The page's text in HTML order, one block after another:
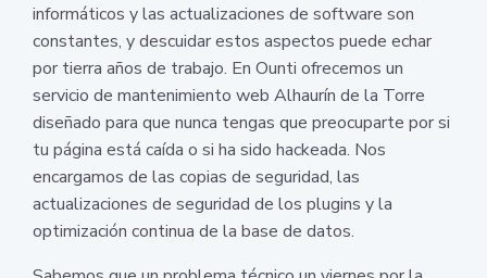
informáticos y las actualizaciones de software son
constantes, y descuidar estos aspectos puede echar
por tierra años de trabajo. En Ounti ofrecemos un
servicio de mantenimiento web Alhaurín de la Torre
diseñado para que nunca tengas que preocuparte por si
tu página está caída o si ha sido hackeada. Nos
encargamos de las copias de seguridad, las
actualizaciones de seguridad de los plugins y la
optimización continua de la base de datos.